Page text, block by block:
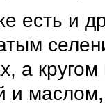
есть и
а
и